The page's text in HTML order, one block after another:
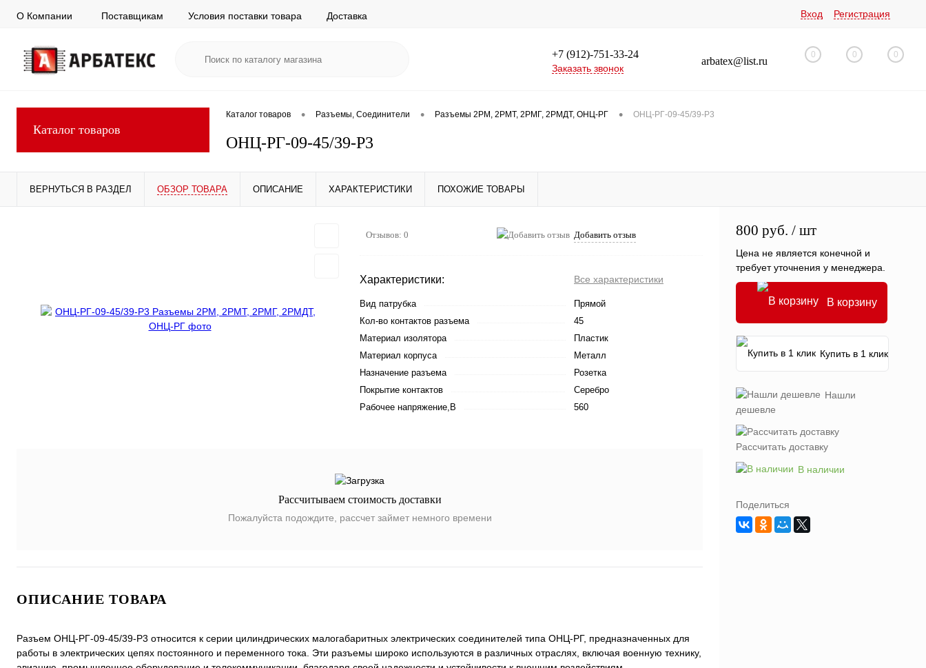
О Компании Поставщикам Условия поставки товара Доставка Вход Регистрация
+7 (912)-751-33-24
Заказать звонок
arbatex@list.ru
0 0 0
Каталог товаров
Каталог товаров • Разъемы, Соединители • Разъемы 2РМ, 2РМТ, 2РМГ, 2РМДТ, ОНЦ-РГ • ОНЦ-РГ-09-45/39-Р3
ОНЦ-РГ-09-45/39-Р3
ВЕРНУТЬСЯ В РАЗДЕЛ ОБЗОР ТОВАРА ОПИСАНИЕ ХАРАКТЕРИСТИКИ ПОХОЖИЕ ТОВАРЫ
Отзывов: 0 Добавить отзыв
Характеристики: Все характеристики
Вид патрубка
Прямой
Кол-во контактов разъема
45
Материал изолятора
Пластик
Материал корпуса
Металл
Назначение разъема
Розетка
Покрытие контактов
Серебро
Рабочее напряжение,В
560
Рассчитываем стоимость доставки
Пожалуйста подождите, рассчет займет немного времени
ОПИСАНИЕ ТОВАРА
Разъем ОНЦ-РГ-09-45/39-Р3 относится к серии цилиндрических малогабаритных электрических соединителей типа ОНЦ-РГ, предназначенных для
работы в электрических цепях постоянного и переменного тока. Эти разъемы широко используются в различных отраслях, включая военную технику,
800 руб. / шт
Цена не является конечной и
требует уточнения у менеджера.
В корзину
Купить в 1 клик
Нашли
дешевле
Рассчитать доставку
В наличии
Поделиться